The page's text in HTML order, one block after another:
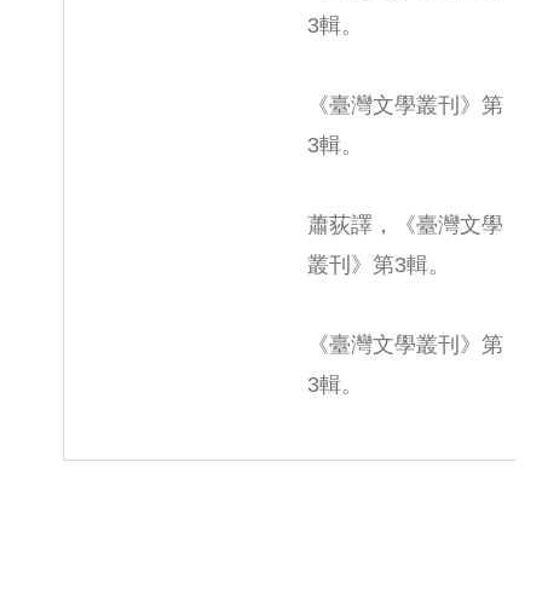
3輯。
《臺灣文學叢刊》第
3輯。
蕭荻譯，《臺灣文學
叢刊》第3輯。
《臺灣文學叢刊》第
3輯。